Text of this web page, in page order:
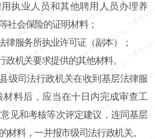
用执业人员和其他聘用人员办理养
社会保险的证明材料；
律服务所执业许可证（副本）；
政机关要求提供的其他材料。
级司法行政机关在收到基层法律服
材料后，应当在十日内完成审查工
见和考核等次评定建议，连同基层
材料，一并报市级司法行政机关。